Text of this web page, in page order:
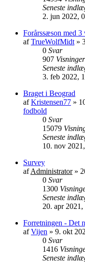
Seneste
2. jun 2022,
Forårssæson med 3
afTrueWolfMidt »
0 Svar
907 Visninger
Seneste
3. feb 2022,
Braget i Beograd
afKristensen77 »
fodbold
0 Svar
15079
Seneste
10. nov
Survey
afAdministrator»
0 Svar
1300
Seneste
20. apr 2021,
Forretningen - Det
afVijen » 9. okt
0 Svar
1416
Seneste